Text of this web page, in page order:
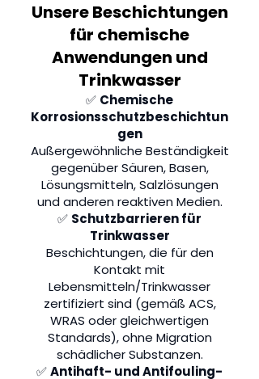
Unsere Beschichtungen
für chemische
Anwendungen und
Trinkwasser
✅ Chemische
Korrosionsschutzbeschichtun
gen
Außergewöhnliche Beständigkeit
gegenüber Säuren, Basen,
Lösungsmitteln, Salzlösungen
und anderen reaktiven Medien.
✅ Schutzbarrieren für
Trinkwasser
Beschichtungen, die für den
Kontakt mit
Lebensmitteln/Trinkwasser
zertifiziert sind (gemäß ACS,
WRAS oder gleichwertigen
Standards), ohne Migration
schädlicher Substanzen.
✅Antihaft- und Antifouling-